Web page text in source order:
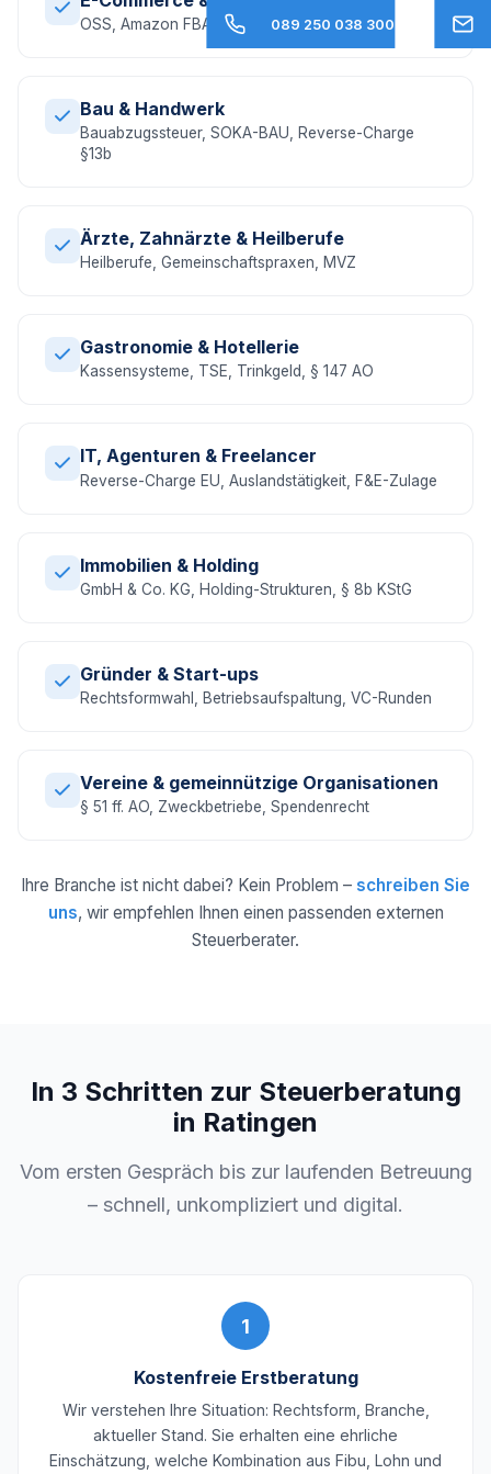
OSS, Amazon FBA, EU-Umsatzsteuer, DAC7
Bau & Handwerk
Bauabzugssteuer, SOKA-BAU, Reverse-Charge
§13b
Ärzte, Zahnärzte & Heilberufe
Heilberufe, Gemeinschaftspraxen, MVZ
Gastronomie & Hotellerie
Kassensysteme, TSE, Trinkgeld, § 147 AO
IT, Agenturen & Freelancer
Reverse-Charge EU, Auslandstätigkeit, F&E-Zulage
Immobilien & Holding
GmbH & Co. KG, Holding-Strukturen, § 8b KStG
Gründer & Start-ups
Rechtsformwahl, Betriebsaufspaltung, VC-Runden
Vereine & gemeinnützige Organisationen
§ 51 ff. AO, Zweckbetriebe, Spendenrecht
Ihre Branche ist nicht dabei? Kein Problem – schreiben Sie
uns, wir empfehlen Ihnen einen passenden externen
Steuerberater.
In 3 Schritten zur Steuerberatung
in Ratingen
Vom ersten Gespräch bis zur laufenden Betreuung
– schnell, unkompliziert und digital.
1
Kostenfreie Erstberatung
Wir verstehen Ihre Situation: Rechtsform, Branche,
aktueller Stand. Sie erhalten eine ehrliche
Einschätzung, welche Kombination aus Fibu, Lohn und
089 250 038 300